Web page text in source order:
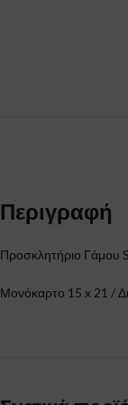
Περιγραφή
Προσκλητήριο Γάμου
Μονόκαρτο 15 x 21 /